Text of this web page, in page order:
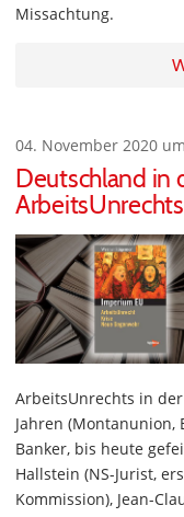
Missachtung.
04. November 2020
Deutschland in
ArbeitsUnrechts in
Jahren (Montanunion,
Banker, bis heute
Hallstein (NS-Jurist,
Kommission), Jean-